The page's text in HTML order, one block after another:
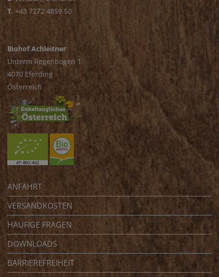
T. +43 7272 4859 50
Biohof Achleitner
Unterm Regenbogen 1
4070 Eferding
Österreich
ANFAHRT
VERSANDKOSTEN
HÄUFIGE FRAGEN
DOWNLOADS
BARRIEREFREIHEIT